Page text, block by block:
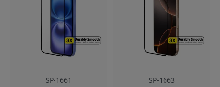
SP-1661
SP-1663